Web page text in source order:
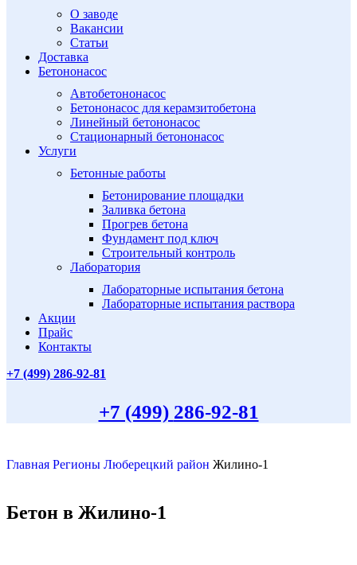
О заводе
Вакансии
Статьи
Доставка
Бетононасос
Автобетононасос
Бетононасос для керамзитобетона
Линейный бетононасос
Стационарный бетононасос
Услуги
Бетонные работы
Бетонирование площадки
Заливка бетона
Прогрев бетона
Фундамент под ключ
Строительный контроль
Лаборатория
Лабораторные испытания бетона
Лабораторные испытания раствора
Акции
Прайс
Контакты
+7 (499) 286-92-81
+7 (499) 286-92-81
Главная Регионы Люберецкий район Жилино-1
Бетон в Жилино-1